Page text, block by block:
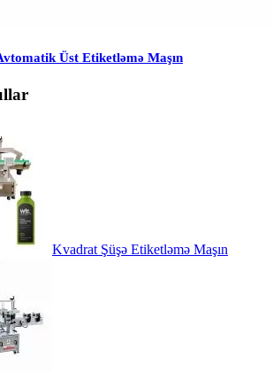
Üst Etiketləmə Maşın
Kvadrat Şüşə Etiketləmə Maşın